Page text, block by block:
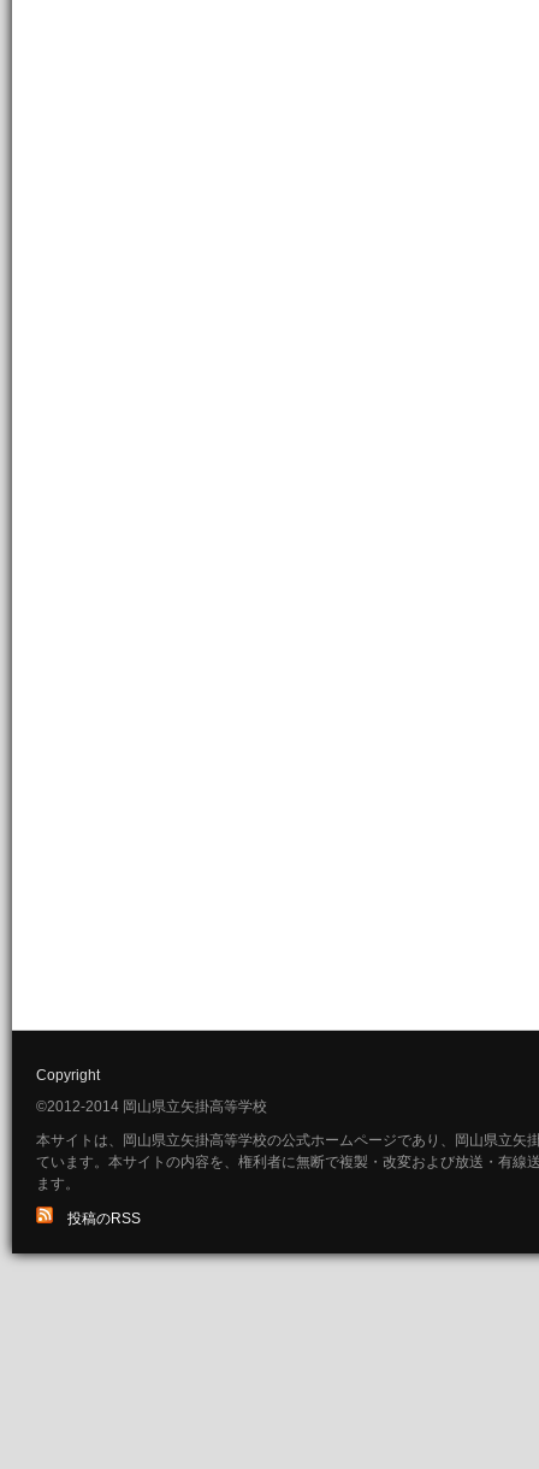
Copyright
©2012-2014 岡山県立矢掛高等学校
本サイトは、岡山県立矢掛高等学校の公式ホームページであり、岡山県立矢
ています。本サイトの内容を、権利者に無断で複製・改変および放送・有線
ます。
投稿のRSS